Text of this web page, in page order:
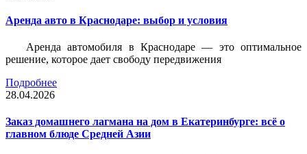
Аренда авто в Краснодаре: выбор и условия
Аренда автомобиля в Краснодаре — это оптимальное
решение, которое дает свободу передвижения
Подробнее
28.04.2026
Заказ домашнего лагмана на дом в Екатеринбурге: всё о
главном блюде Средней Азии